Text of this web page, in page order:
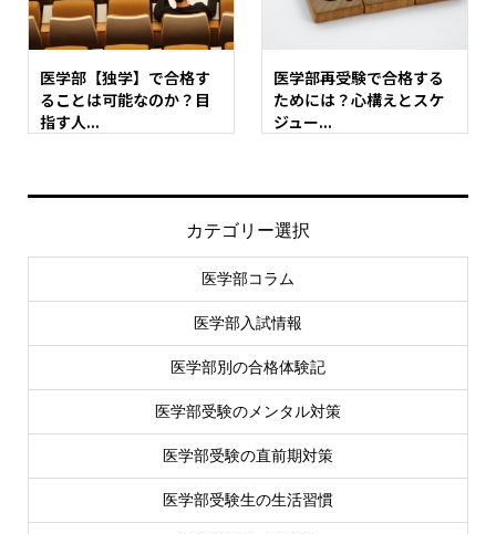
医学部【独学】で合格す
ることは可能なのか？目
指す人...
医学部再受験で合格する
ためには？心構えとスケ
ジュー...
カテゴリー選択
医学部コラム
医学部入試情報
医学部別の合格体験記
医学部受験のメンタル対策
医学部受験の直前期対策
医学部受験生の生活習慣